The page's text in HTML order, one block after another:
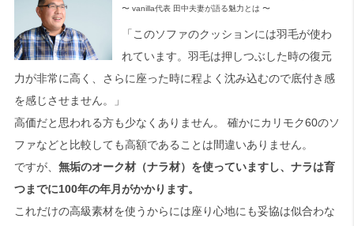
〜 vanilla代表 田中夫妻が語る魅力とは 〜
「このソファのクッションには羽毛が使わ
れています。羽毛は押しつぶした時の復元
力が非常に高く、さらに座った時に程よく沈み込むので底付き感
を感じさせません。」
高価だと思われる方も少なくありません。 確かにカリモク60のソ
ファなどと比較しても高額であることは間違いありません。
ですが、 無垢のオーク材（ナラ材）を使っていますし、ナラは育
つまでに100年の年月がかかります。
これだけの高級素材を使うからには座り心地にも妥協は似合わな